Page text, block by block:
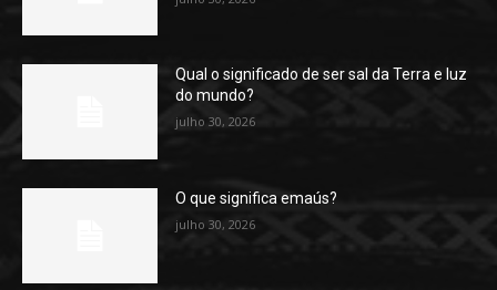
Qual o significado de ser sal da Terra e luz
do mundo?
julho 30, 2026
O que significa emaús?
julho 30, 2026